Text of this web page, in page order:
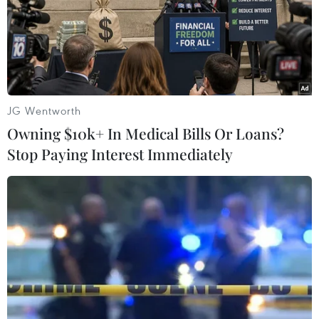
TIN LIÊN QUAN
JG Wentworth
Owning $10k+ In Medical Bills Or Loans?
Stop Paying Interest Immediately